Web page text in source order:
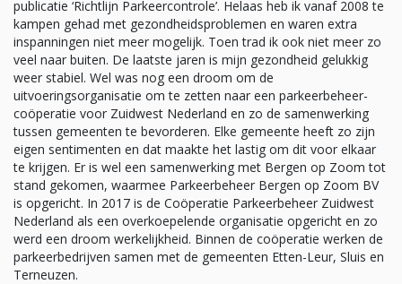
publicatie ‘Richtlijn Parkeercontrole’. Helaas heb ik vanaf 2008 te
kampen gehad met gezondheidsproblemen en waren extra
inspanningen niet meer mogelijk. Toen trad ik ook niet meer zo
veel naar buiten. De laatste jaren is mijn gezondheid gelukkig
weer stabiel. Wel was nog een droom om de
uitvoeringsorganisatie om te zetten naar een parkeerbeheer-
coöperatie voor Zuidwest Nederland en zo de samenwerking
tussen gemeenten te bevorderen. Elke gemeente heeft zo zijn
eigen sentimenten en dat maakte het lastig om dit voor elkaar
te krijgen. Er is wel een samenwerking met Bergen op Zoom tot
stand gekomen, waarmee Parkeerbeheer Bergen op Zoom BV
is opgericht. In 2017 is de Coöperatie Parkeerbeheer Zuidwest
Nederland als een overkoepelende organisatie opgericht en zo
werd een droom werkelijkheid. Binnen de coöperatie werken de
parkeerbedrijven samen met de gemeenten Etten-Leur, Sluis en
Terneuzen.